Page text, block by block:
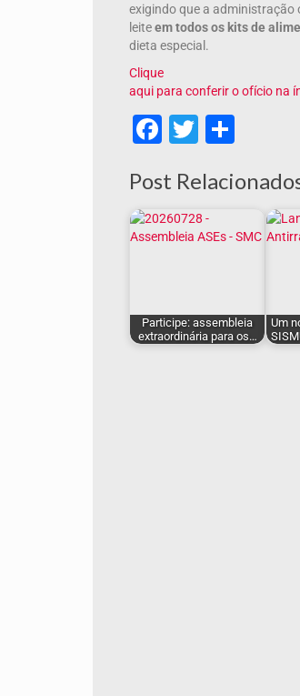
exigindo que a administração
leiteem todos os kits de
dieta especial.
Clique
aqui para conferir o ofício na
Facebook
Twitter
Post
Participe: assembleia
extraordinária para os…
Um